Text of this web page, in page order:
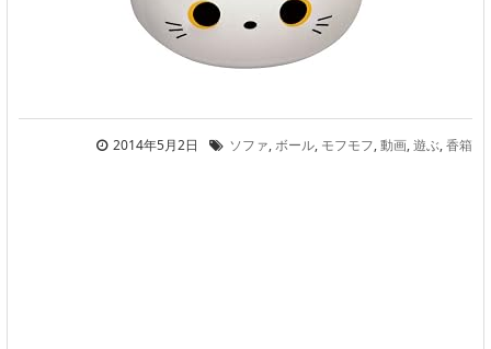
2014年5月2日 ソファ,ボール, モフモフ,動画,遊ぶ,香箱